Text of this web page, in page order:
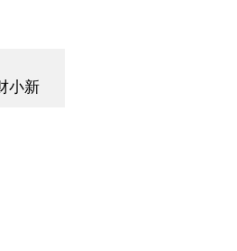
小新